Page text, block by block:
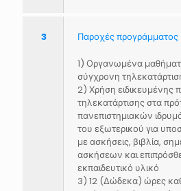
3 Παροχές προγράμματος
1) Οργανωμένα
σύγχρονη
2) Χρήση ειδικευμένης
τηλεκατάρτισης στα
πανεπιστημιακών
του εξωτερικού για
με ασκήσεις, βιβλία,
ασκήσεων και
εκπαιδευτικό υλικό
3) 12 (Δώδεκα) ώρες